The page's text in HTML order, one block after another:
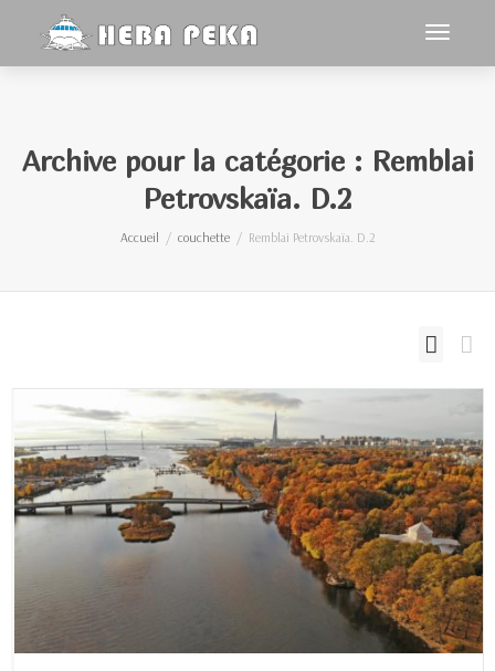
Archive pour la catégorie : Remblai
Petrovskaïa. D.2
Accueil couchette Remblai Petrovskaïa. D.2